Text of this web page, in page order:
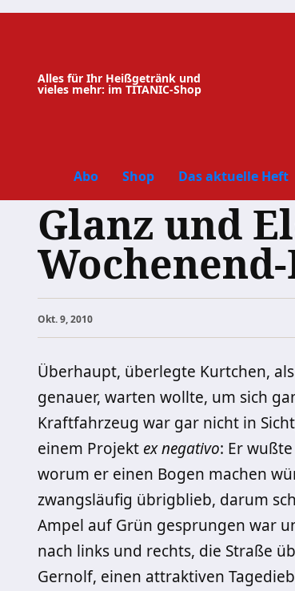
Zum
Alles für Ihr Heißgetränk und
vieles mehr: im TITANIC-Shop
Abo Shop Das aktuelle Heft
Glanz und
Okt. 9, 2010
Überhaupt, überlegte Kurtchen,
genauer, warten wollte, um sich
Kraftfahrzeug war gar nicht in
einem Projekt ex negativo: Er
worum er einen Bogen machen
zwangsläufig übrigblieb, darum
Ampel auf Grün gesprungen war
nach links und rechts, die Straße
Gernolf, einen attraktiven